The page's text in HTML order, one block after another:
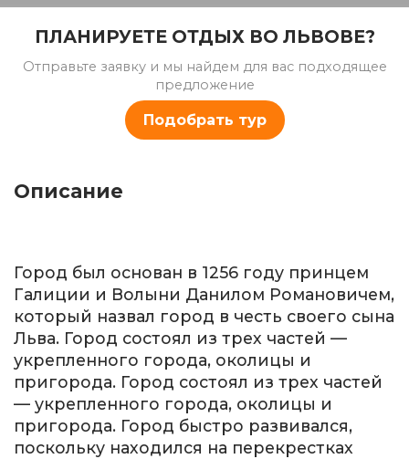
ПЛАНИРУЕТЕ ОТДЫХ ВО ЛЬВОВЕ?
Отправьте заявку и мы найдем для вас подходящее
предложение
Подобрать тур
Описание
Город был основан в 1256 году принцем
Галиции и Волыни Данилом Романовичем,
который назвал город в честь своего сына
Льва. Город состоял из трех частей —
укрепленного города, околицы и
пригорода. Город состоял из трех частей
— укрепленного города, околицы и
пригорода. Город быстро развивался,
поскольку находился на перекрестках